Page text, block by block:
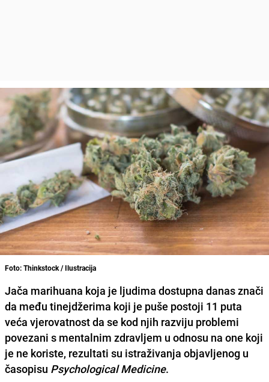
Foto: Thinkstock / Ilustracija
Jača marihuana koja je ljudima dostupna danas znači
da među tinejdžerima koji je puše postoji 11 puta
veća vjerovatnost da se kod njih razviju problemi
povezani s mentalnim zdravljem u odnosu na one koji
je ne koriste, rezultati su istraživanja objavljenog u
časopisu Psychological Medicine.